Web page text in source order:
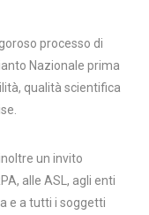
processo di
Nazionale prima
qualità scientifica
un invito
alle ASL, agli enti
e a tutti i soggetti